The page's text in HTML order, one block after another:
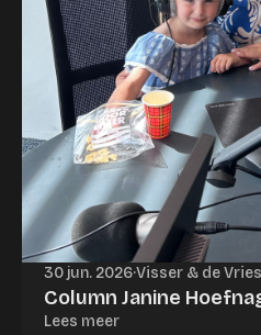
30 jun. 2026·Visser & de Vries
Column Janine
Lees meer